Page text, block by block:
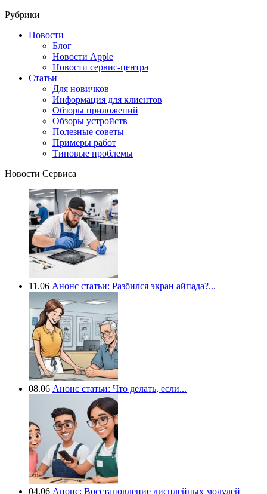
Рубрики
Новости
Блог
Новости Apple
Новости сервис-центра
Статьи
Для новичков
Информация для клиентов
Обзоры приложений
Обзоры устройств
Полезные советы
Примеры работ
Типовые проблемы
Новости Сервиса
11.06 Анонс статьи: Разбился экран айпада?...
08.06 Анонс статьи: Что делать, если...
04.06 Анонс: Восстановление дисплейных модулей